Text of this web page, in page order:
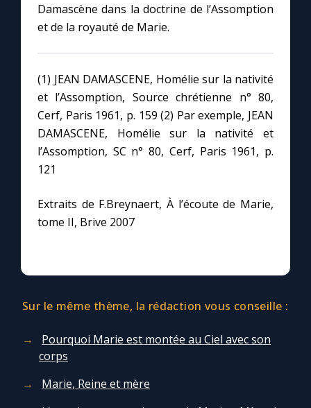
Damascène dans la doctrine de l’Assomption
et de la royauté de Marie.
(1) JEAN DAMASCENE, Homélie sur la nativité
et l’Assomption, Source chrétienne n° 80,
Cerf, Paris 1961, p. 159 (2) Par exemple, JEAN
DAMASCENE, Homélie sur la nativité et
l’Assomption, SC n° 80, Cerf, Paris 1961, p.
121
Extraits de F.Breynaert, À l’écoute de Marie,
tome II, Brive 2007
Sur le même thème, la rédaction vous conseille :
Pourquoi Marie est montée au Ciel avec son
corps
Marie, Reine et mère